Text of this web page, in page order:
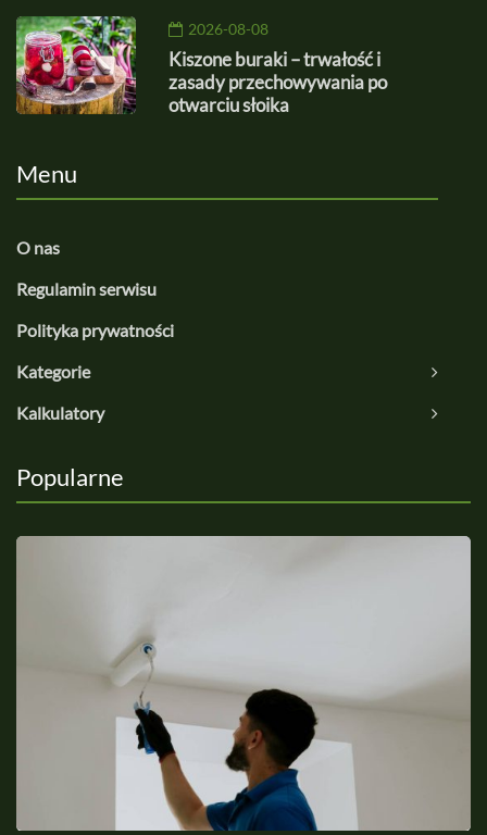
2026-08-08
Kiszone buraki – trwałość i
zasady przechowywania po
otwarciu słoika
Menu
O nas
Regulamin serwisu
Polityka prywatności
Kategorie
Kalkulatory
Popularne